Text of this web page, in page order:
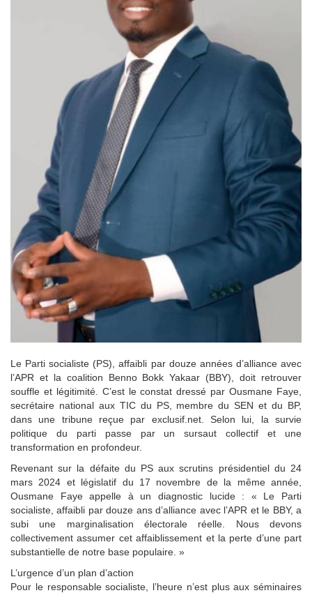
Le Parti socialiste (PS), affaibli par douze années d’alliance avec
l’APR et la coalition Benno Bokk Yakaar (BBY), doit retrouver
souffle et légitimité. C’est le constat dressé par Ousmane Faye,
secrétaire national aux TIC du PS, membre du SEN et du BP,
dans une tribune reçue par exclusif.net. Selon lui, la survie
politique du parti passe par un sursaut collectif et une
transformation en profondeur.
Revenant sur la défaite du PS aux scrutins présidentiel du 24
mars 2024 et législatif du 17 novembre de la même année,
Ousmane Faye appelle à un diagnostic lucide : « Le Parti
socialiste, affaibli par douze ans d’alliance avec l’APR et le BBY, a
subi une marginalisation électorale réelle. Nous devons
collectivement assumer cet affaiblissement et la perte d’une part
substantielle de notre base populaire. »
L’urgence d’un plan d’action
Pour le responsable socialiste, l’heure n’est plus aux séminaires